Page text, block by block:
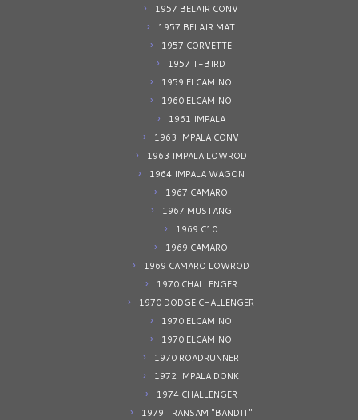
1957 BELAIR CONV
1957 BELAIR MAT
1957 CORVETTE
1957 T-BIRD
1959 ELCAMINO
1960 ELCAMINO
1961 IMPALA
1963 IMPALA CONV
1963 IMPALA LOWROD
1964 IMPALA WAGON
1967 CAMARO
1967 MUSTANG
1969 C10
1969 CAMARO
1969 CAMARO LOWROD
1970 CHALLENGER
1970 DODGE CHALLENGER
1970 ELCAMINO
1970 ELCAMINO
1970 ROADRUNNER
1972 IMPALA DONK
1974 CHALLENGER
1979 TRANSAM "BANDIT"